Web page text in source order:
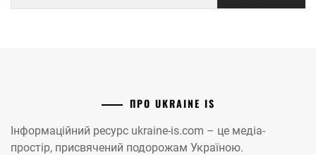
ПРО UKRAINE IS
Інформаційний ресурс ukraine-is.com – це медіа-
простір, присвячений подорожам Україною.